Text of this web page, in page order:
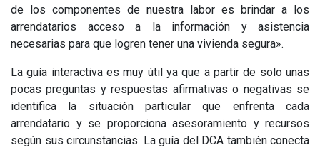
de los componentes de nuestra labor es brindar a los
arrendatarios acceso a la información y asistencia
necesarias para que logren tener una vivienda segura».
La guía interactiva es muy útil ya que a partir de solo unas
pocas preguntas y respuestas afirmativas o negativas se
identifica la situación particular que enfrenta cada
arrendatario y se proporciona asesoramiento y recursos
según sus circunstancias. La guía del DCA también conecta